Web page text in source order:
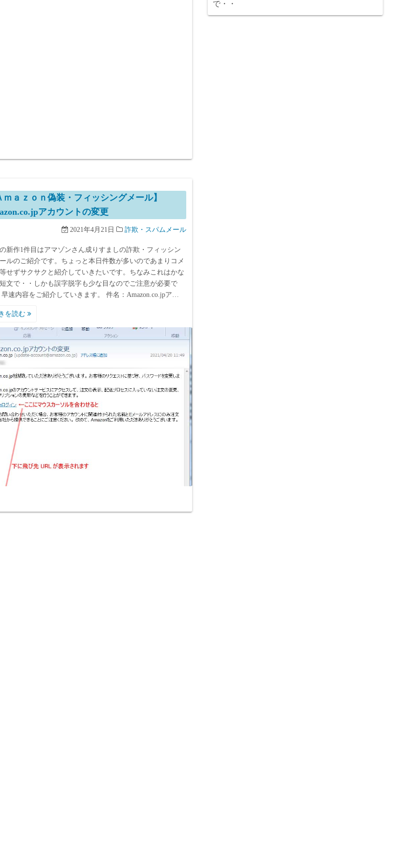
ｍａｚｏｎ偽装・フィッシングメール】
アカウントの変更
2021年4月21日 詐欺・スパムメール
新作1件目はアマゾンさん成りすましの詐欺・フィッシン
ルのご紹介です。ちょっと本日件数が多いのであまりコメ
せずサクサクと紹介していきたいです。ちなみこれはかな
文で・・しかも誤字脱字も少な目なのでご注意が必要で
速内容をご紹介していきます。 件名：Amazon.co.jpア…
を読む
で・・